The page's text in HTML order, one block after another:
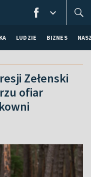
LUDZIE BIZNES
Zełenski
ofiar